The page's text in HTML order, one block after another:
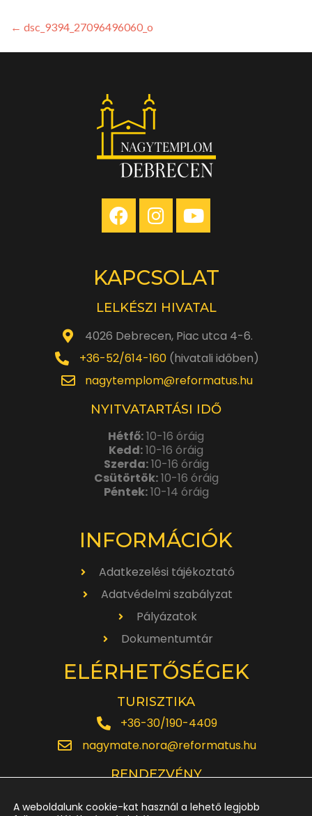
← dsc_9394_27096496060_o
KAPCSOLAT
LELKÉSZI HIVATAL
4026 Debrecen, Piac utca 4-6.
+36-52/614-160(hivatali időben)
nagytemplom@reformatus.hu
NYITVATARTÁSI IDŐ
Hétfő:10-16 óráig
Kedd:10-16 óráig
Szerda:10-16 óráig
Csütörtök:10-16 óráig
Péntek:10-14 óráig
INFORMÁCIÓK
Adatkezelési tájékoztató
Adatvédelmi szabályzat
Pályázatok
Dokumentumtár
ELÉRHETŐSÉGEK
TURISZTIKA
+36-30/190-4409
nagymate.nora@reformatus.hu
RENDEZVÉNY
A weboldalunk cookie-kat használ a lehető legjobb